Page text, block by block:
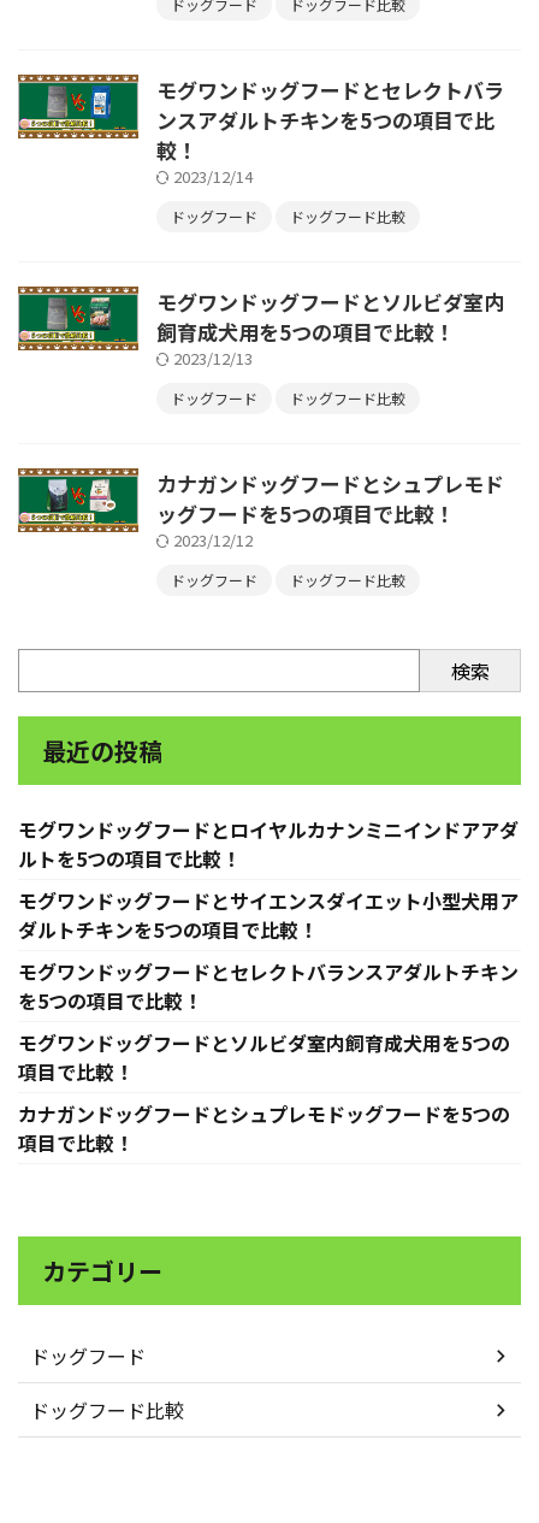
ドッグフード ドッグフード比較
モグワンドッグフードとセレクトバラ
ンスアダルトチキンを5つの項目で比
較！
2023/12/14
ドッグフード ドッグフード比較
モグワンドッグフードとソルビダ室内
飼育成犬用を5つの項目で比較！
2023/12/13
ドッグフード ドッグフード比較
カナガンドッグフードとシュプレモド
ッグフードを5つの項目で比較！
2023/12/12
ドッグフード ドッグフード比較
検索
最近の投稿
モグワンドッグフードとロイヤルカナンミニインドアアダ
ルトを5つの項目で比較！
モグワンドッグフードとサイエンスダイエット小型犬用ア
ダルトチキンを5つの項目で比較！
モグワンドッグフードとセレクトバランスアダルトチキン
を5つの項目で比較！
モグワンドッグフードとソルビダ室内飼育成犬用を5つの
項目で比較！
カナガンドッグフードとシュプレモドッグフードを5つの
項目で比較！
カテゴリー
ドッグフード
ドッグフード比較